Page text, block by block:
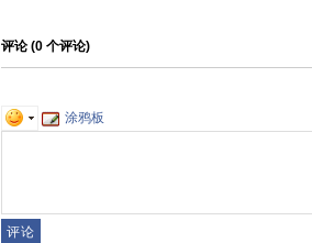
评论 (0 个评论)
涂鸦板